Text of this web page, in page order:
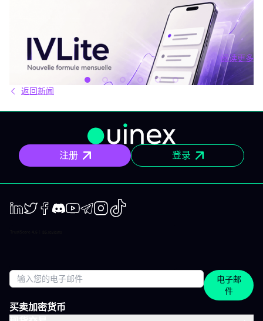
IVLite：IVT精华通知，每月仅29欧元 清晰的计划、市场简报和回
顾，直接送达您的手机与电脑，仅此而已。 问题不在于信息匮乏，
而是过剩。每天都有数十种分析、相互矛盾的观点和信号交织在市
场中。结果就是：你推迟，把事情留到“以后”，最后只能被动应对市
场，而不是主动掌控。 IVLite正是基于这个现象而诞生的。每月
29€，只为你提供一件事：IVT的核心内容通知。 IVLite究竟是什
么？ IVLite即IVT通知的访问权，仅此而已。 具体来说，你会在手机
和电脑上收到IVT教练们制作的清晰计划、短期及中期简报和市场回
信息流，无需额外的动态，不会有无关填充内容。 专为积极投资、
但有正职工作、有生活，无法整天盯着屏幕的人设计。 你将获得哪
些内容？ 精确的市场信息 清晰的情景与关键位，一目了然。你会明
确聚焦要点，不会分心。 明确的计划 预设了操作框架：关注区域、
预期情景与失效点。你不是临场才应付市场，而是有备而来。 短中
期简报 市场波动时，我们抓住波动性；趋势确定时，我们有系统地
流与真实投资者行为。不是猜测，也不是市井杂音。 IVLite的一天
举个例子，一天的节奏大致如下： 07:45 晨间简报 开盘前设定今日
基调。 09:12 今日计划，CAC 40 明确关注点、操作情景、失效
点。 14:30 中期简报，黄金 趋势形成时，科学跟随。 22:05 市场回
医疗 加密货币：BTC、ETH、SOL和山寨币 大宗商品：黄金、原
油、白银 ETF：SPY、QQQ、MSCI World 免费、IVLite、VIP：如
何定位？ IVLite特意定位于免费账户与VIP之间。如果你想获取实用
内容但不需要全方位陪伴，这是最佳选择。 你会获得 免费 IVLite
VIP 晨间简报
阅读更多
阅读
返回新闻
注册 登录
买卖加密货币
Telegram
Instagram
电子邮
件